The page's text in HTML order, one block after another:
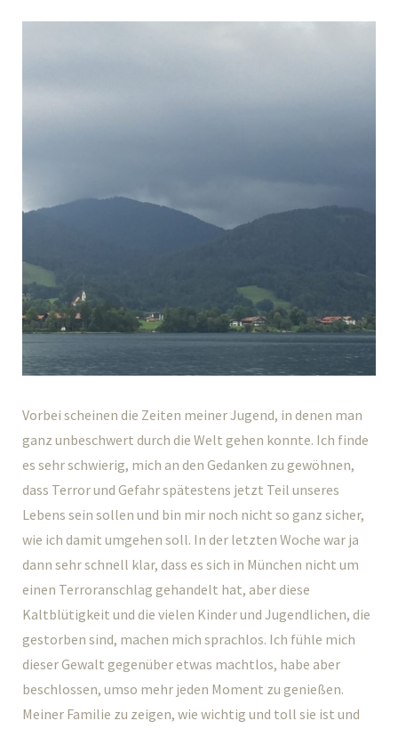
Vorbei scheinen die Zeiten meiner Jugend, in denen man
ganz unbeschwert durch die Welt gehen konnte. Ich finde
es sehr schwierig, mich an den Gedanken zu gewöhnen,
dass Terror und Gefahr spätestens jetzt Teil unseres
Lebens sein sollen und bin mir noch nicht so ganz sicher,
wie ich damit umgehen soll. In der letzten Woche war ja
dann sehr schnell klar, dass es sich in München nicht um
einen Terroranschlag gehandelt hat, aber diese
Kaltblütigkeit und die vielen Kinder und Jugendlichen, die
gestorben sind, machen mich sprachlos. Ich fühle mich
dieser Gewalt gegenüber etwas machtlos, habe aber
beschlossen, umso mehr jeden Moment zu genießen.
Meiner Familie zu zeigen, wie wichtig und toll sie ist und